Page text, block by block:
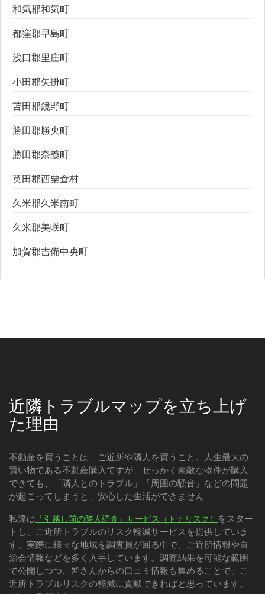
和気郡和気町
都窪郡早島町
浅口郡里庄町
小田郡矢掛町
苫田郡鏡野町
勝田郡勝央町
勝田郡奈義町
英田郡西粟倉村
久米郡久米南町
久米郡美咲町
加賀郡吉備中央町
近隣トラブルマップを立ち上げ
た理由
不動産を買うことは、ご近所や隣人を買うこと。人生最大の
買い物である不動産購入ですが、せっかく素敵な物件が購入
できても、「隣人とのトラブル」「周囲の騒音」などの問題
が起こってしまうと、安心した生活ができません
私達は 「引越し前の隣人調査」サービス（トナリスク） をスター
トし、ご近所トラブルのリスク軽減サービスを提供していま
す。実際に様々な地域を調査員が回る中で、ご近所情報や自
治会情報などを多く入手しています。調査結果を可能な範囲
で公開しつつ、皆さんからの口コミ情報も集めることで、ご
近所トラブルリスクの軽減に貢献できればと思っています。